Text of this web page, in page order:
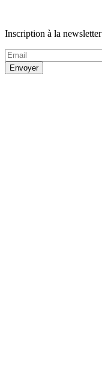
Inscription à la newsletter
Envoyer